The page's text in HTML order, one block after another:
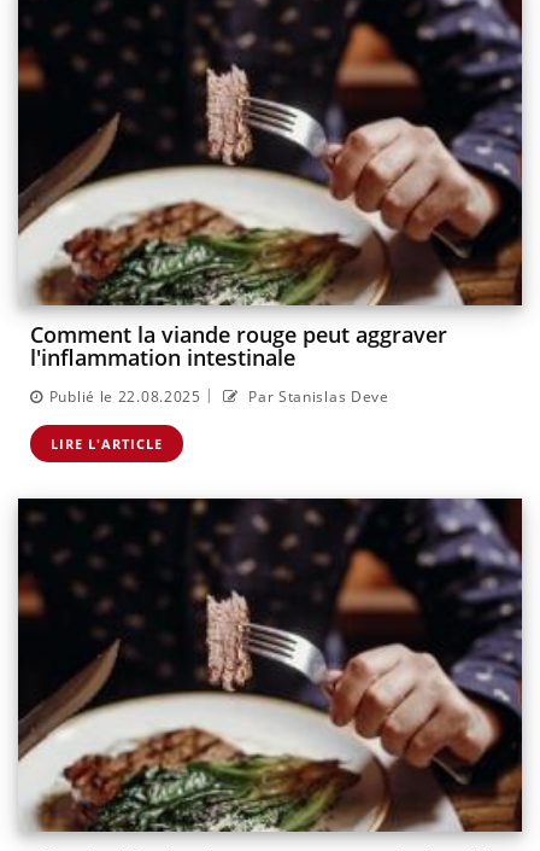
Comment la viande rouge peut aggraver
l'inflammation intestinale
Publié le 22.08.2025 | Par Stanislas Deve
LIRE L'ARTICLE